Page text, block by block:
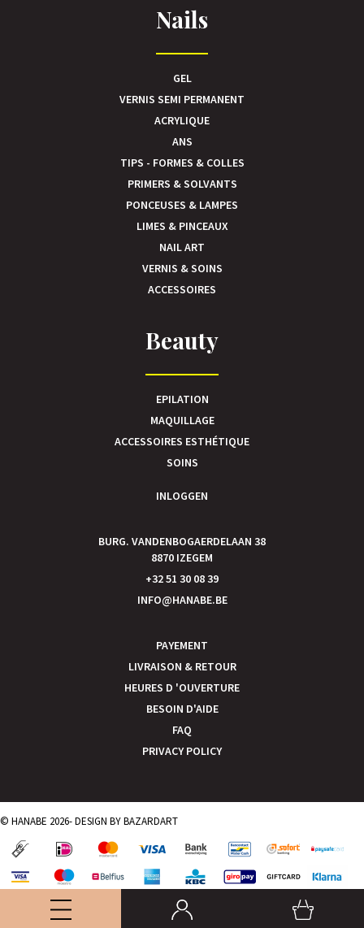
Nails
GEL
VERNIS SEMI PERMANENT
ACRYLIQUE
ANS
TIPS - FORMES & COLLES
PRIMERS & SOLVANTS
PONCEUSES & LAMPES
LIMES & PINCEAUX
NAIL ART
VERNIS & SOINS
ACCESSOIRES
Beauty
EPILATION
MAQUILLAGE
ACCESSOIRES ESTHÉTIQUE
SOINS
INLOGGEN
BURG. VANDENBOGAERDELAAN 38
8870 IZEGEM
+32 51 30 08 39
INFO@HANABE.BE
PAYEMENT
LIVRAISON & RETOUR
HEURES D 'OUVERTURE
BESOIN D'AIDE
FAQ
PRIVACY POLICY
© HANABE 2026- DESIGN BYBAZARDART